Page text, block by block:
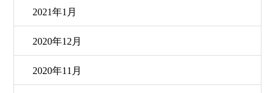
2021年1月
2020年12月
2020年11月